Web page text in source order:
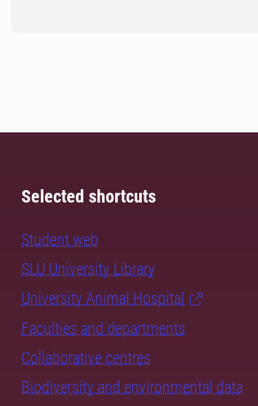
Selected shortcuts
Student web
SLU University Library
University Animal Hospital
Faculties and departments
Collaborative centres
Biodiversity and environmental data